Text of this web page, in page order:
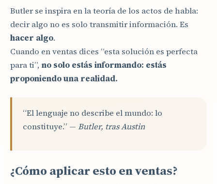
Butler se inspira en la teoría de los actos de habla:
decir algo no es solo transmitir información. Es
hacer algo.
Cuando en ventas dices “esta solución es perfecta
para ti”, no solo estás informando: estás
proponiendo una realidad.
“El lenguaje no describe el mundo: lo
constituye.” —Butler, tras Austin
¿Cómo aplicar esto en ventas?